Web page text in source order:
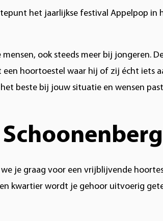
het jaarlijkse festival Appelpop
ook steeds meer bij
een hoortoestel waar hij of zij écht
beste bij jouw situatie en wensen
je graag voor een vrijblijvende
kwartier wordt je gehoor uitvoerig